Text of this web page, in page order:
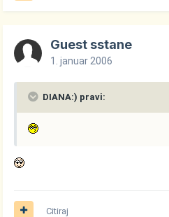
Guest sstane
1. januar 2006
DIANA:) pravi:
Citiraj